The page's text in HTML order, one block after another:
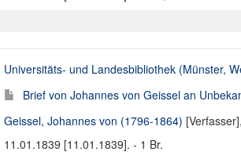
Universitäts- und Landesbibliothek (Münster,
Brief von Johannes von Geissel an
Geissel, Johannes von (1796-1864)
11.01.1839 [11.01.1839]. - 1 Br.